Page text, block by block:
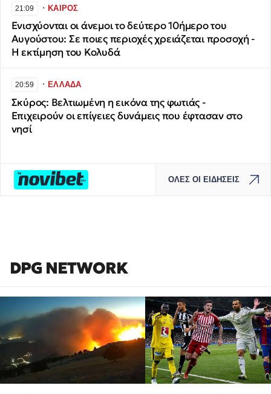
21:09 ∙ΚΑΙΡΟΣ
Ενισχύονται οι άνεμοι το δεύτερο 10ήμερο του
Αυγούστου: Σε ποιες περιοχές χρειάζεται προσοχή -
Η εκτίμηση του Κολυδά
20:59 ∙ΕΛΛΑΔΑ
Σκύρος: Βελτιωμένη η εικόνα της φωτιάς -
Επιχειρούν οι επίγειες δυνάμεις που έφτασαν στο
νησί
ΟΛΕΣ ΟΙ ΕΙΔΗΣΕΙΣ
DPG NETWORK